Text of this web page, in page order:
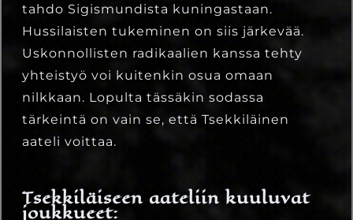
tahdo Sigismundista kuningastaan.
Hussilaisten tukeminen on siis järkevää.
Uskonnollisten radikaalien kanssa tehty
yhteistyö voi kuitenkin osua omaan
nilkkaan. Lopulta tässäkin sodassa
tärkeintä on vain se, että Tsekkiläinen
aateli voittaa.
Tsekkiläiseen aateliin kuuluvat
joukkueet: